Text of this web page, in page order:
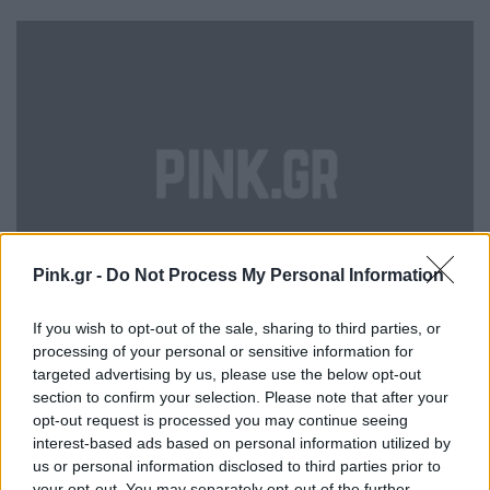
Pink.gr - Do Not Process My Personal Information
If you wish to opt-out of the sale, sharing to third parties, or
processing of your personal or sensitive information for
targeted advertising by us, please use the below opt-out
section to confirm your selection. Please note that after your
opt-out request is processed you may continue seeing
interest-based ads based on personal information utilized by
us or personal information disclosed to third parties prior to
Λίγο αργότερα η Κάιλι Τζένερ, πόσταρε μια
φωτογραφία της στο Snapchat ευχόμενη στην
αδερφή της Κλόε «Συγχαρητήρια Κλόε!
Κοριτσάκι!» για τη γέννηση του πρώτου της